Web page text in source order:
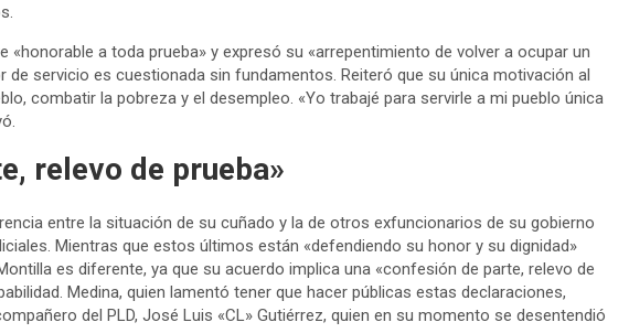
«honorable a toda prueba» y expresó su «arrepentimiento de volver a ocupar un
de servicio es cuestionada sin fundamentos. Reiteró que su única motivación al
combatir la pobreza y el desempleo. «Yo trabajé para servirle a mi pueblo única
relevo de prueba»
entre la situación de su cuñado y la de otros exfuncionarios de su gobierno
Mientras que estos últimos están «defendiendo su honor y su dignidad»
es diferente, ya que su acuerdo implica una «confesión de parte, relevo de
Medina, quien lamentó tener que hacer públicas estas declaraciones,
del PLD, José Luis «CL» Gutiérrez, quien en su momento se desentendió